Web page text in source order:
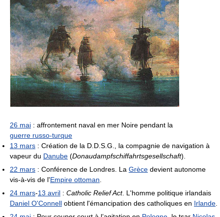
26 mai : affrontement naval en mer Noire pendant la
guerre russo-turque
13 mars : Création de la D.D.S.G., la compagnie de navigation à
vapeur du Danube (Donaudampfschiffahrtsgesellschaft).
22 mars : Conférence de Londres. La Grèce devient autonome
vis-à-vis de l'Empire ottoman
24 mars-13 avril : Catholic Relief Act. L'homme politique irlandais
Daniel O'Connell obtient l'émancipation des catholiques en Irlande